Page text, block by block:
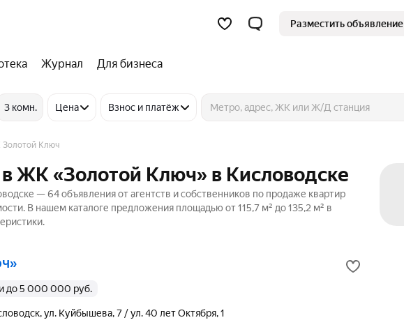
Разместить объявление
Журнал Для бизнеса
3 комн. Цена Взнос и платёж
Ключ
ЖК «Золотой Ключ» в Кисловодске
— 64 объявления от агентств и собственников по продаже квартир
В нашем каталоге предложения площадью от 115,7 м² до 135,2 м² в
до 5 000 000 руб.
,ул. Куйбышева,7 / ул. 40 лет Октября,1